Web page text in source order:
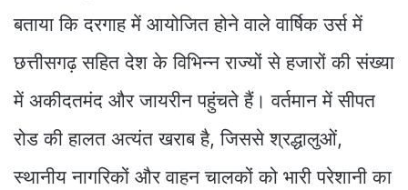
बताया कि दरगाह में आयोजित होने वाले वार्षिक उर्स में
छत्तीसगढ़ सहित देश के विभिन्न राज्यों से हजारों की संख्या
में अकीदतमंद और जायरीन पहुंचते हैं। वर्तमान में सीपत
रोड की हालत अत्यंत खराब है, जिससे श्रद्धालुओं,
स्थानीय नागरिकों और वाहन चालकों को भारी परेशानी का